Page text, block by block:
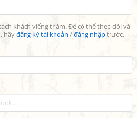
khách viếng thăm. Để có thể theo dõi và
hãyđăng ký tài khoản /đăng nhậptrước.